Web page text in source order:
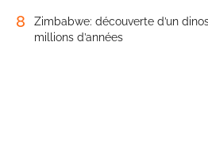
8
Zimbabwe: découverte d’un
millions d’années